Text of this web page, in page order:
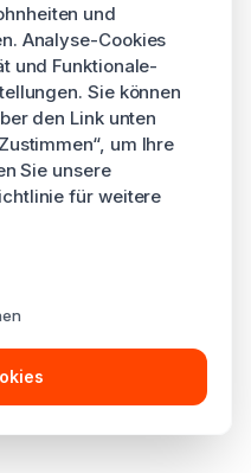
und
Analyse-Cookies
und Funktionale-
Sie können
den Link unten
um Ihre
Sie unsere
für weitere